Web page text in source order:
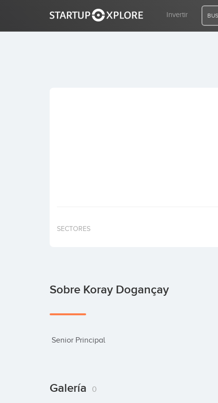
Invertir
SECTORES
Sobre Koray Dogançay
Senior Principal
Galería 0